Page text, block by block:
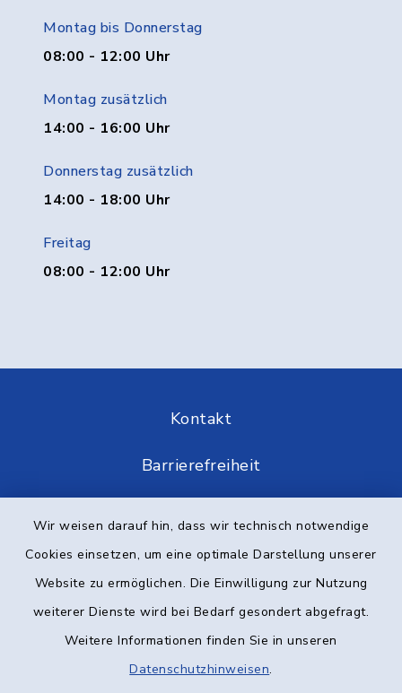
Wir weisen darauf hin, dass wir technisch notwendige
Cookies einsetzen, um eine optimale Darstellung unserer
Website zu ermöglichen. Die Einwilligung zur Nutzung
weiterer Dienste wird bei Bedarf gesondert abgefragt.
Weitere Informationen finden Sie in unseren
Datenschutzhinweisen.
Montag bis Donnerstag
08:00 - 12:00 Uhr
Montag zusätzlich
14:00 - 16:00 Uhr
Donnerstag zusätzlich
14:00 - 18:00 Uhr
Freitag
08:00 - 12:00 Uhr
Kontakt
Barrierefreiheit
Impressum
Elektronische Kommunikation
Sitemap